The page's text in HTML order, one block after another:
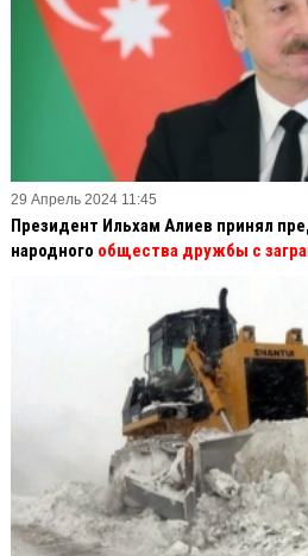
29 Апрель 2024 11:45
Президент Ильхам Алиев принял
народного общества дружбы с